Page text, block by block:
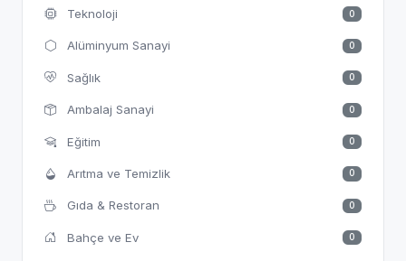
Teknoloji 0
Alüminyum Sanayi 0
Sağlık 0
Ambalaj Sanayi 0
Eğitim 0
Arıtma ve Temizlik 0
Gıda & Restoran 0
Bahçe ve Ev 0